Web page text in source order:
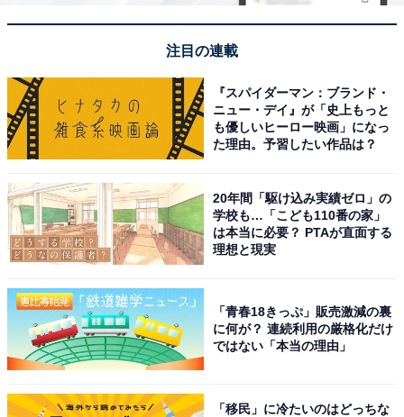
注目の連載
『スパイダーマン：ブランド・
ニュー・デイ』が「史上もっと
も優しいヒーロー映画」になっ
た理由。予習したい作品は？
20年間「駆け込み実績ゼロ」の
学校も…「こども110番の家」
は本当に必要？ PTAが直面する
理想と現実
「青春18きっぷ」販売激減の裏
に何が？ 連続利用の厳格化だけ
ではない「本当の理由」
「移民」に冷たいのはどっちな